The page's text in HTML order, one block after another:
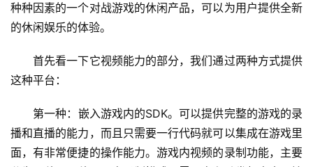
游
界
机
游
种种因素的一个对战游戏的休闲产品，可以为用户提供全新
的休闲娱乐的体验。
首先看一下它视频能力的部分，我们通过两种方式提供
这种平台：
第一种：嵌入游戏内的SDK。可以提供完整的游戏的录
播和直播的能力，而且只需要一行代码就可以集成在游戏里
面，有非常便捷的操作能力。游戏内视频的录制功能，主要